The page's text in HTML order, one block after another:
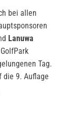
bei allen
Lanuwa
Tag.
die 9. Auflage